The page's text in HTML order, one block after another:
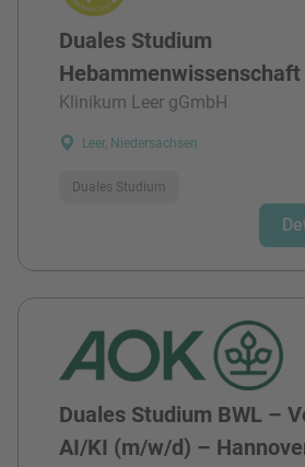
Duales Studium
Hebammenwissenschaft
Klinikum Leer gGmbH
Leer, Niedersachsen
Duales Studium
Duales Studium BWL –
AI/KI (m/w/d) –